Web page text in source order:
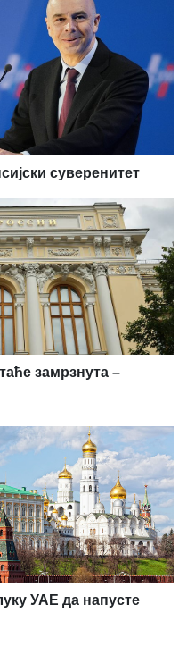
суверенитет
замрзнута –
УАЕ да напусте